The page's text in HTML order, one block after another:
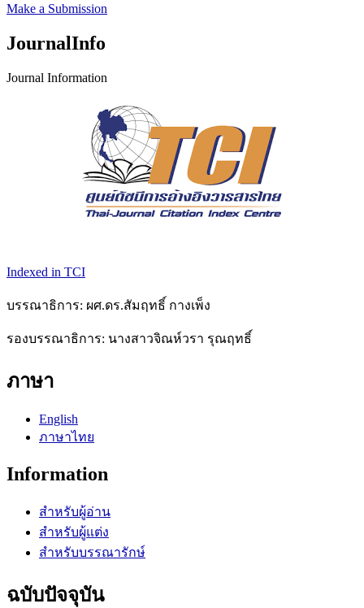
Make a Submission
JournalInfo
Journal Information
Indexed in TCI
บรรณาธิการ: ผศ.ดร.สัมฤทธิ์ กางเพ็ง
รองบรรณาธิการ: นางสาวจิณห์วรา รุณฤทธิ์
ภาษา
English
ภาษาไทย
Information
สำหรับผู้อ่าน
สำหรับผู้แต่ง
สำหรับบรรณารักษ์
ฉบับปัจจุบัน